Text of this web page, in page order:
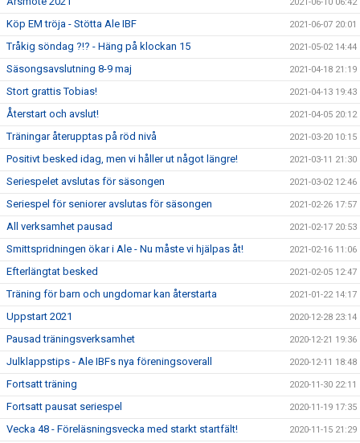
Köp EM tröja - Stötta Ale IBF 2021-06-07 20:01
Tråkig söndag ?!? - Häng på klockan 15 2021-05-02 14:44
Säsongsavslutning 8-9 maj 2021-04-18 21:19
Stort grattis Tobias! 2021-04-13 19:43
Återstart och avslut! 2021-04-05 20:12
Träningar återupptas på röd nivå 2021-03-20 10:15
Positivt besked idag, men vi håller ut något längre! 2021-03-11 21:30
Seriespelet avslutas för säsongen 2021-03-02 12:46
Seriespel för seniorer avslutas för säsongen 2021-02-26 17:57
All verksamhet pausad 2021-02-17 20:53
Smittspridningen ökar i Ale - Nu måste vi hjälpas åt! 2021-02-16 11:06
Efterlängtat besked 2021-02-05 12:47
Träning för barn och ungdomar kan återstarta 2021-01-22 14:17
Uppstart 2021 2020-12-28 23:14
Pausad träningsverksamhet 2020-12-21 19:36
Julklappstips - Ale IBFs nya föreningsoverall 2020-12-11 18:48
Fortsatt träning 2020-11-30 22:11
Fortsatt pausat seriespel 2020-11-19 17:35
Vecka 48 - Föreläsningsvecka med starkt startfält! 2020-11-15 21:29